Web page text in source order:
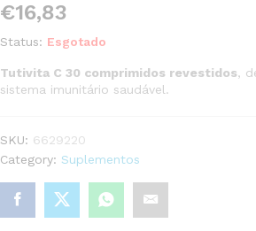
€16,83
Status: Esgotado
Tutivita C 30 comprimidos revestidos,
sistema imunitário saudável.
SKU: 6629220
Category: Suplementos